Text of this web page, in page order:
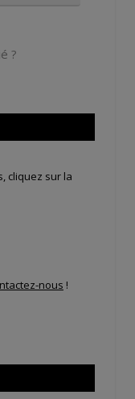
?
cliquez sur la
nous !